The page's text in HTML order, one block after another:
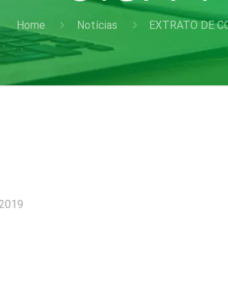
Home Notícias EXTRATO DE